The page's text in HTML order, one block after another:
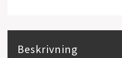
Beskrivning